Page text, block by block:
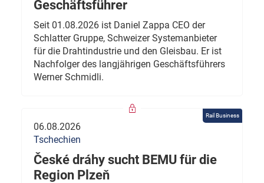
Geschäftsführer
Seit 01.08.2026 ist Daniel Zappa CEO der
Schlatter Gruppe, Schweizer Systemanbieter
für die Drahtindustrie und den Gleisbau. Er ist
Nachfolger des langjährigen Geschäftsführers
Werner Schmidli.
Rail Business
06.08.2026
Tschechien
České dráhy sucht BEMU für die
Region Plzeň